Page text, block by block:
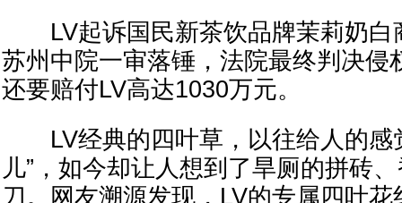
LV起诉国民新茶饮品牌茉莉奶白
苏州中院一审落锤，法院最终判决侵
还要赔付LV高达1030万元。
LV经典的四叶草，以往给人的感
儿”，如今却让人想到了旱厕的拼砖
刀。网友溯源发现，LV的专属四叶